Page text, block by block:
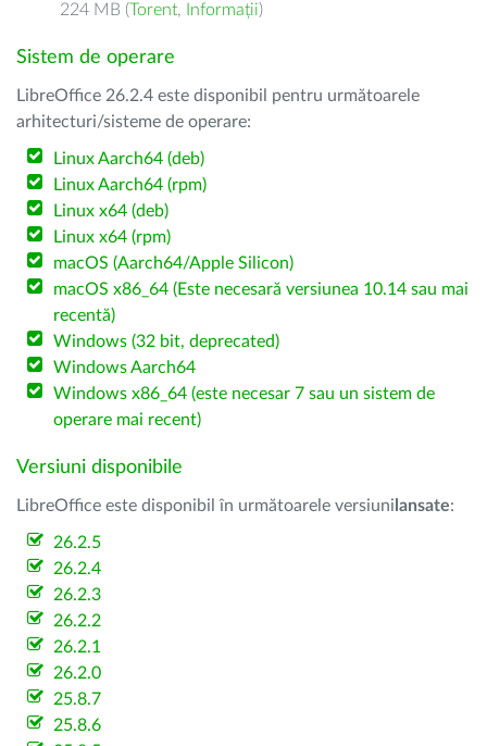
224 MB (Torent, Informații)
Sistem de operare
LibreOffice 26.2.4 este disponibil pentru următoarele
arhitecturi/sisteme de operare:
Linux Aarch64 (deb)
Linux Aarch64 (rpm)
Linux x64 (deb)
Linux x64 (rpm)
macOS (Aarch64/Apple Silicon)
macOS x86_64 (Este necesară versiunea 10.14 sau mai
recentă)
Windows (32 bit, deprecated)
Windows Aarch64
Windows x86_64 (este necesar 7 sau un sistem de
operare mai recent)
Versiuni disponibile
LibreOffice este disponibil în următoarele versiuni lansate:
26.2.5
26.2.4
26.2.3
26.2.2
26.2.1
26.2.0
25.8.7
25.8.6